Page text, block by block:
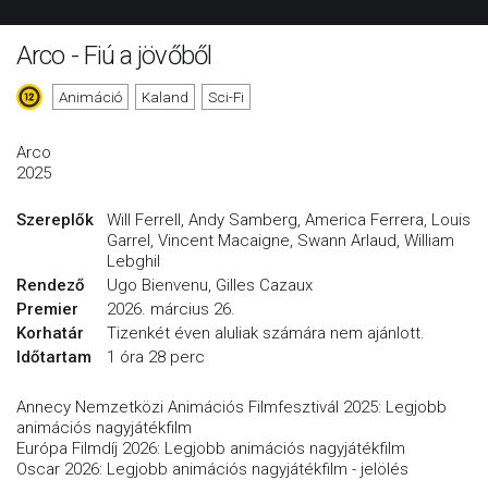
Arco - Fiú a jövőből
Animáció Kaland Sci-Fi
Arco
2025
Szereplők
Will Ferrell, Andy Samberg, America Ferrera, Louis
Garrel, Vincent Macaigne, Swann Arlaud, William
Lebghil
Rendező
Ugo Bienvenu, Gilles Cazaux
Premier
2026. március 26.
Korhatár
Tizenkét éven aluliak számára nem ajánlott.
Időtartam
1 óra 28 perc
Annecy Nemzetközi Animációs Filmfesztivál 2025: Legjobb
animációs nagyjátékfilm
Európa Filmdíj 2026: Legjobb animációs nagyjátékfilm
Oscar 2026: Legjobb animációs nagyjátékfilm - jelölés